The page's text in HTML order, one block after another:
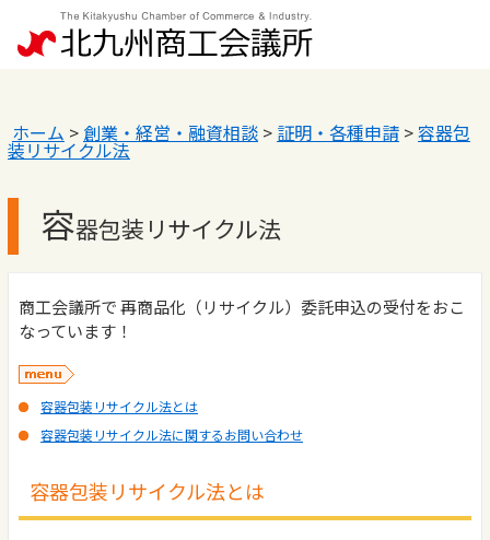
ホーム > 創業・経営・融資相談 > 証明・各種申請 >容器包
装リサイクル法
容器包装リサイクル法
商工会議所で 再商品化（リサイクル）委託申込の受付をおこ
なっています！
容器包装リサイクル法とは
容器包装リサイクル法に関するお問い合わせ
容器包装リサイクル法とは